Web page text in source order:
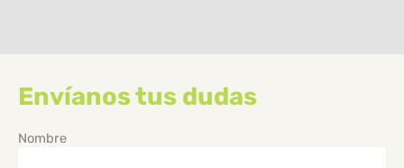
Envíanos tus dudas
Nombre